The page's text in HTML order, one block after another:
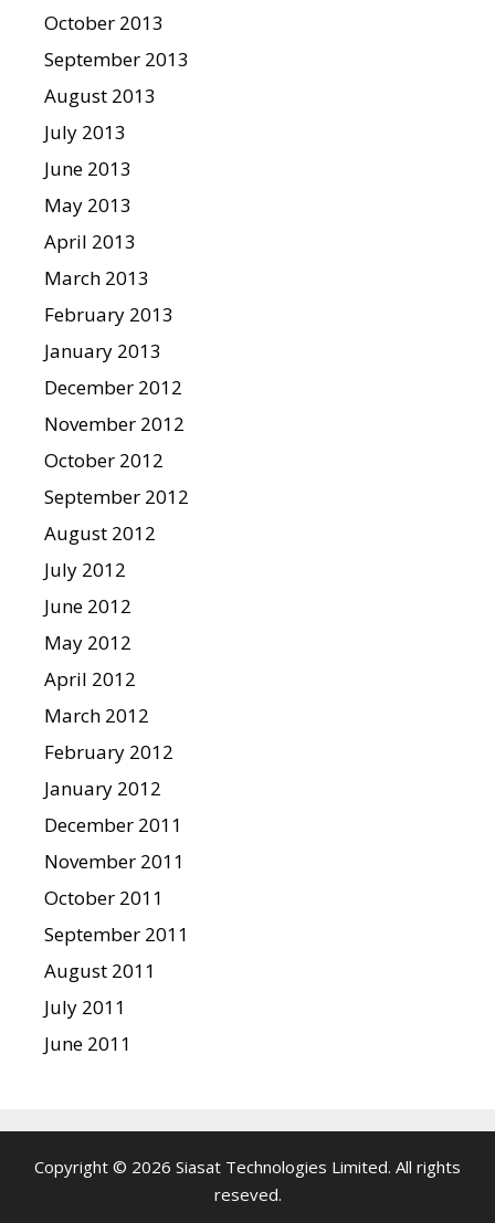
October 2013
September 2013
August 2013
July 2013
June 2013
May 2013
April 2013
March 2013
February 2013
January 2013
December 2012
November 2012
October 2012
September 2012
August 2012
July 2012
June 2012
May 2012
April 2012
March 2012
February 2012
January 2012
December 2011
November 2011
October 2011
September 2011
August 2011
July 2011
June 2011
Copyright © 2026 Siasat Technologies Limited. All rights
reseved.